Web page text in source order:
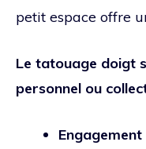
petit espace offre
Le tatouage doigt
personnel ou